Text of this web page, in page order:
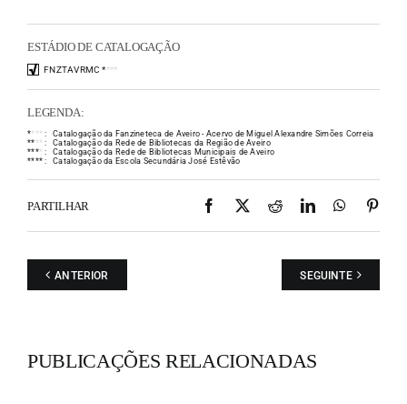
ESTÁDIO DE CATALOGAÇÃO
FNZTAVRMC ****
LEGENDA:
** * * :
Catalogação da Fanzineteca de Aveiro - Acervo de Miguel Alexandre Simões Correia
** * * :
Catalogação da Rede de Bibliotecas da Região de Aveiro
**** :
Catalogação da Rede de Bibliotecas Municipais de Aveiro
**** : Catalogação da Escola Secundária José Estêvão
PARTILHAR Facebook
X RedditLinkedIn
ANTERIOR SEGUINTE
PUBLICAÇÕES RELACIONADAS